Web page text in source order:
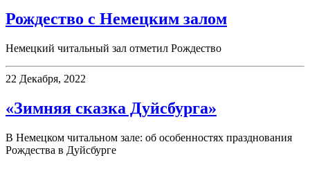
Рождество с Немецким залом
Немецкий читальный зал отметил Рождество
22 Декабря, 2022
«Зимняя сказка Дуйсбурга»
В Немецком читальном зале: об особенностях празднования
Рождества в Дуйсбурге